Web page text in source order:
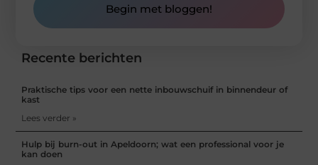
Recente berichten
Praktische tips voor een nette inbouwschuif in binnendeur of
kast
Lees verder »
Hulp bij burn-out in Apeldoorn; wat een professional voor je
kan doen
Begin met bloggen!